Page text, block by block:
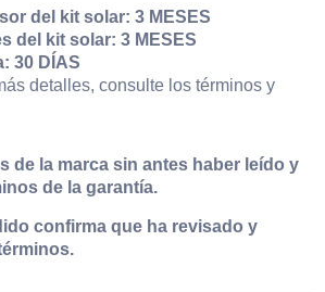
del kit solar: 3 MESES
solar: 3 MESES
DÍAS
consulte los términos y
de la marca sin antes haber leído y
de la garantía.
confirma que ha revisado y